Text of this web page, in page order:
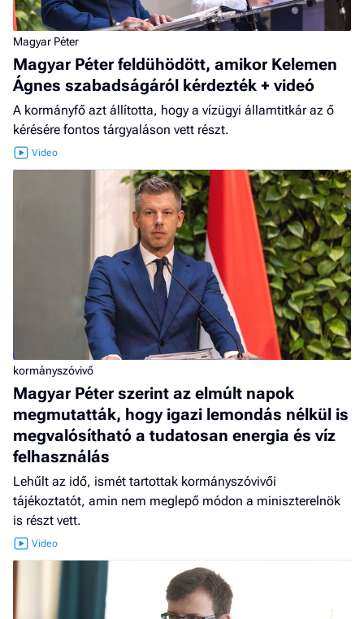
Magyar Péter
Magyar Péter feldühödött, amikor Kelemen
Ágnes szabadságáról kérdezték + videó
A kormányfő azt állította, hogy a vízügyi államtitkár az ő
kérésére fontos tárgyaláson vett részt.
kormányszóvivő
Magyar Péter szerint az elmúlt napok
megmutatták, hogy igazi lemondás nélkül is
megvalósítható a tudatosan energia és víz
felhasználás
Lehűlt az idő, ismét tartottak kormányszóvivői
tájékoztatót, amin nem meglepő módon a miniszterelnök
is részt vett.